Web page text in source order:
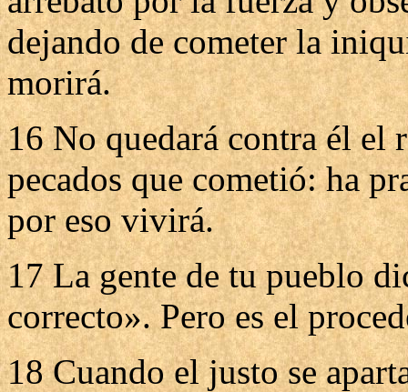
dejando de cometer la
morirá.
16 No quedará contra él el
pecados que cometió: ha
por eso vivirá.
17 La gente de tu pueblo
correcto». Pero es el
18 Cuando el justo se